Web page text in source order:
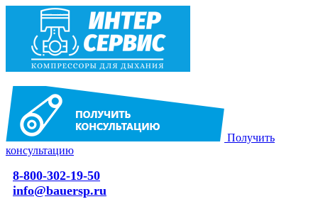
Получить
консультацию
8-800-302-19-50
info@bauersp.ru